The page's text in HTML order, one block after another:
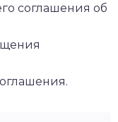
соглашения об